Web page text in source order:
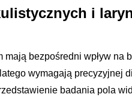
i
mają bezpośredni wpływ na
wymagają precyzyjnej
badania pola